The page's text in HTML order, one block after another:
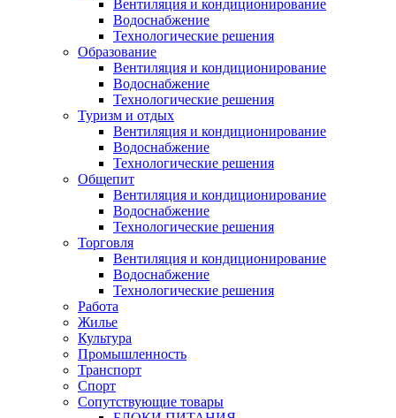
Вентиляция и кондиционирование
Водоснабжение
Технологические решения
Образование
Вентиляция и кондиционирование
Водоснабжение
Технологические решения
Туризм и отдых
Вентиляция и кондиционирование
Водоснабжение
Технологические решения
Общепит
Вентиляция и кондиционирование
Водоснабжение
Технологические решения
Торговля
Вентиляция и кондиционирование
Водоснабжение
Технологические решения
Работа
Жилье
Культура
Промышленность
Транспорт
Спорт
Сопутствующие товары